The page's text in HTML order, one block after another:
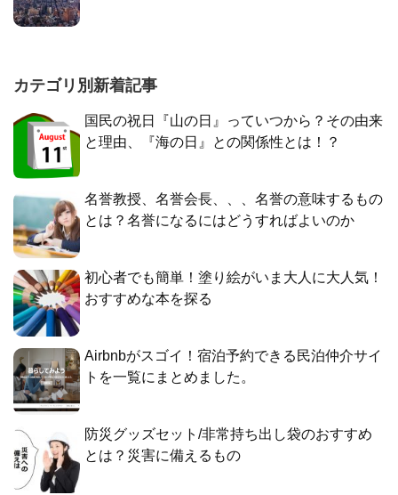
カテゴリ別新着記事
国民の祝日『山の日』っていつから？その由来
と理由、『海の日』との関係性とは！？
名誉教授、名誉会長、、、名誉の意味するもの
とは？名誉になるにはどうすればよいのか
初心者でも簡単！塗り絵がいま大人に大人気！
おすすめな本を探る
Airbnbがスゴイ！宿泊予約できる民泊仲介サイ
トを一覧にまとめました。
防災グッズセット/非常持ち出し袋のおすすめ
とは？災害に備えるもの